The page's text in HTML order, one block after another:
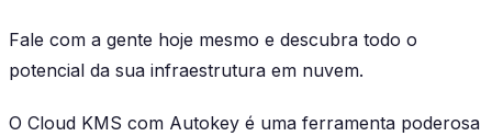
Fale com a gente hoje mesmo e descubra todo o
potencial da sua infraestrutura em nuvem.
O Cloud KMS com Autokey é uma ferramenta poderosa